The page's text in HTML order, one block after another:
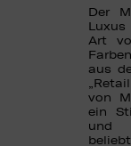
Der
Art
aus
von
ein
und